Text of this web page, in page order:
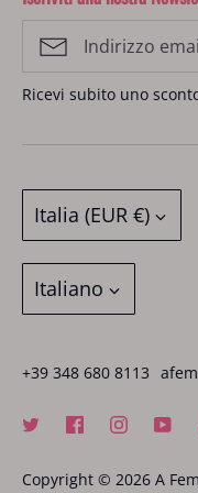
Abbigliamento
A Female Choice x
Blog
FAQ
Privacy Policy
Termini e condizioni
Ricevi subito uno
Valuta
Italia (EUR €)
Lingua
Italiano
+39 348 680 8113
Copyright © 2026 A